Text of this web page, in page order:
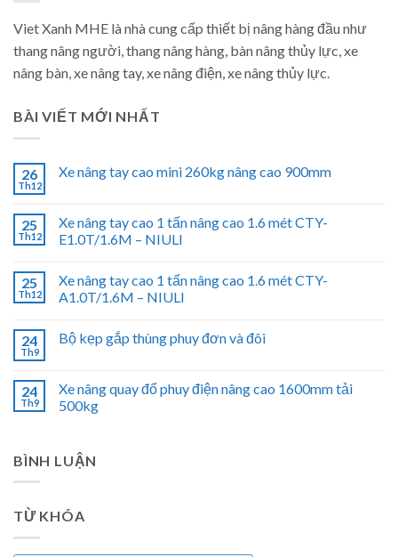
Viet Xanh MHE là nhà cung cấp thiết bị nâng hàng đầu như
thang nâng người, thang nâng hàng, bàn nâng thủy lực, xe
nâng bàn, xe nâng tay, xe nâng điện, xe nâng thủy lực.
BÀI VIẾT MỚI NHẤT
26
Th12
Xe nâng tay cao mini 260kg nâng cao 900mm
25
Th12
Xe nâng tay cao 1 tấn nâng cao 1.6 mét CTY-
E1.0T/1.6M – NIULI
25
Th12
Xe nâng tay cao 1 tấn nâng cao 1.6 mét CTY-
A1.0T/1.6M – NIULI
24
Th9
Bộ kẹp gắp thùng phuy đơn và đôi
24
Th9
Xe nâng quay đổ phuy điện nâng cao 1600mm tải
500kg
BÌNH LUẬN
TỪ KHÓA